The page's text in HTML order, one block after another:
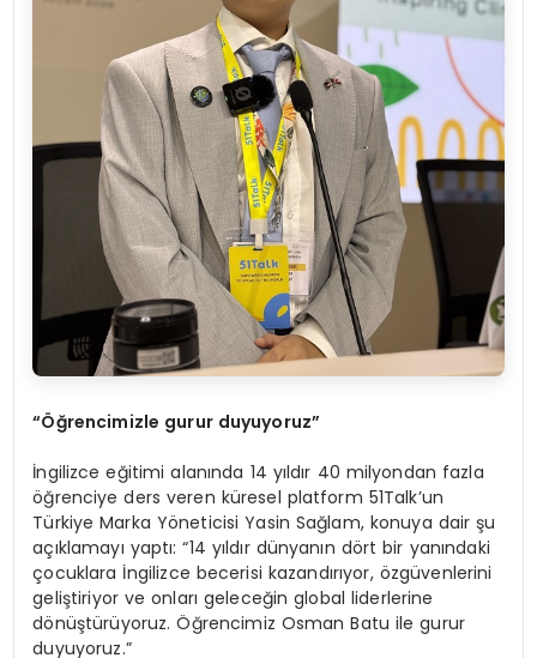
“Öğrencimizle gurur duyuyoruz”
İngilizce eğitimi alanında 14 yıldır 40 milyondan fazla
öğrenciye ders veren küresel platform 51Talk’un
Türkiye Marka Yöneticisi Yasin Sağlam, konuya dair şu
açıklamayı yaptı: “14 yıldır dünyanın dört bir yanındaki
çocuklara İngilizce becerisi kazandırıyor, özgüvenlerini
geliştiriyor ve onları geleceğin global liderlerine
dönüştürüyoruz. Öğrencimiz Osman Batu ile gurur
duyuyoruz.”